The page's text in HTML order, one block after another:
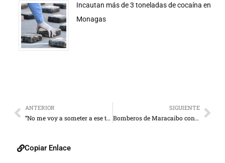
Incautan más de 3 toneladas de cocaína en
Monagas
ANTERIOR
“No me voy a someter a ese tribunal ilegítimo”
SIGUIENTE
Bomberos de Maracaibo controlan incendio de camioneta
Copiar Enlace